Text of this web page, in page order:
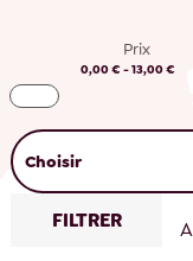
Prix
0,00 € - 13,00 €
Choisir
FILTRER